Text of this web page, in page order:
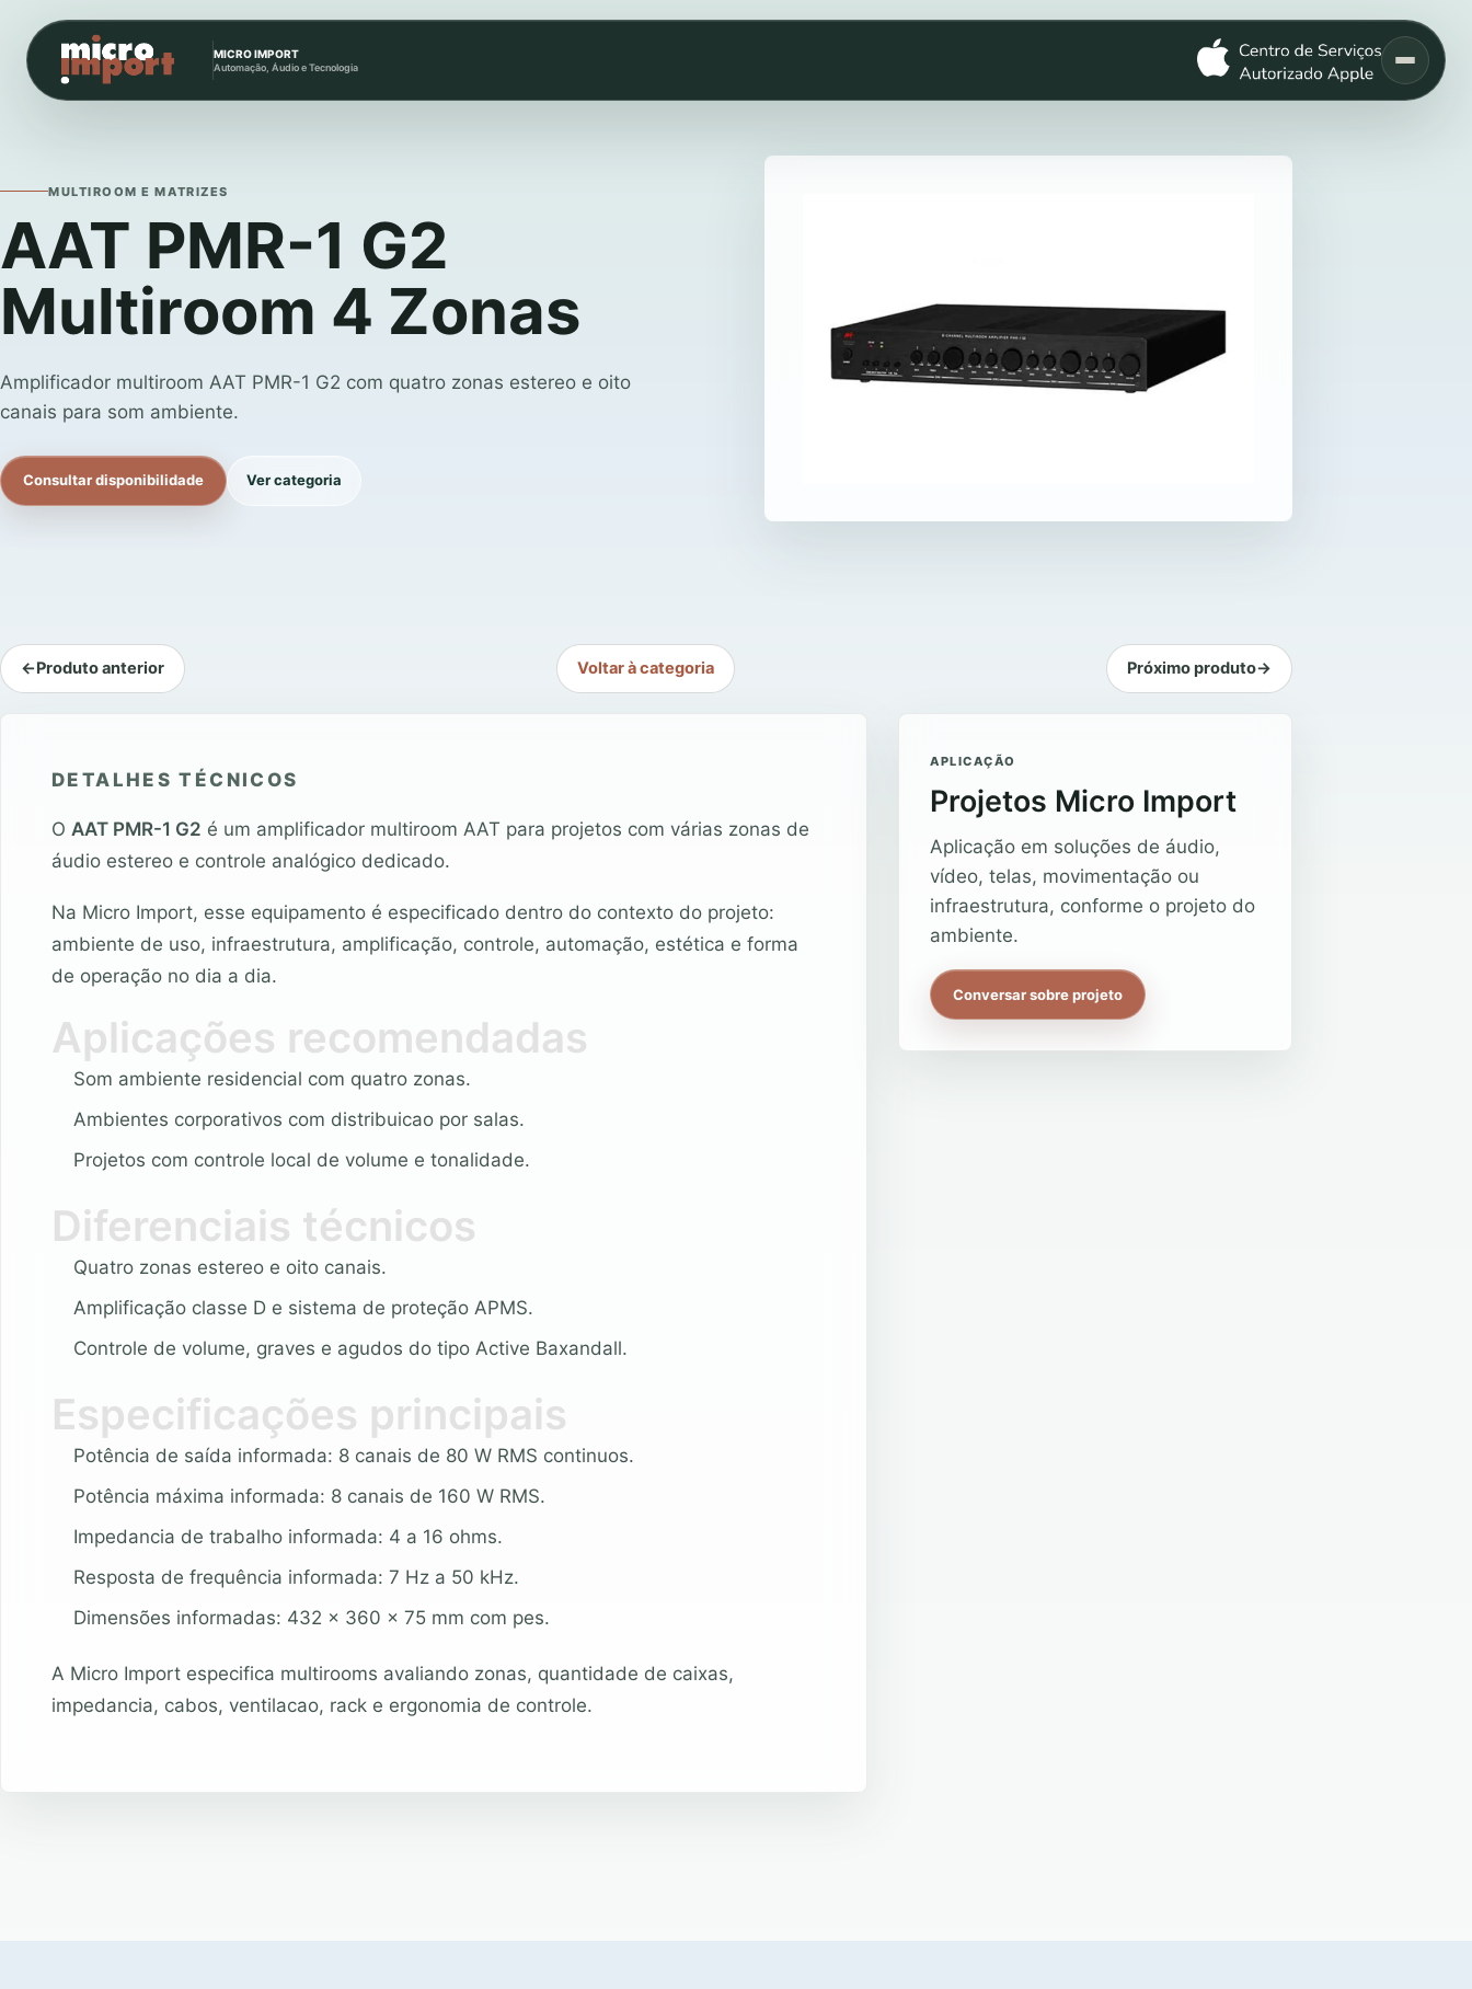
MICRO IMPORT
Automação, Áudio e Tecnologia
MULTIROOM E MATRIZES
AAT PMR-1 G2
Multiroom 4 Zonas
Amplificador multiroom AAT PMR-1 G2 com quatro zonas estereo e oito
canais para som ambiente.
Consultar disponibilidade Ver categoria
←Produto anterior Voltar à categoria Próximo produto→
DETALHES TÉCNICOS
O AAT PMR-1 G2 é um amplificador multiroom AAT para projetos com várias zonas de
áudio estereo e controle analógico dedicado.
Na Micro Import, esse equipamento é especificado dentro do contexto do projeto:
ambiente de uso, infraestrutura, amplificação, controle, automação, estética e forma
de operação no dia a dia.
Aplicações recomendadas
Som ambiente residencial com quatro zonas.
Ambientes corporativos com distribuicao por salas.
Projetos com controle local de volume e tonalidade.
Diferenciais técnicos
Quatro zonas estereo e oito canais.
Amplificação classe D e sistema de proteção APMS.
Controle de volume, graves e agudos do tipo Active Baxandall.
Especificações principais
Potência de saída informada: 8 canais de 80 W RMS continuos.
Potência máxima informada: 8 canais de 160 W RMS.
Impedancia de trabalho informada: 4 a 16 ohms.
Resposta de frequência informada: 7 Hz a 50 kHz.
Dimensões informadas: 432 x 360 x 75 mm com pes.
A Micro Import especifica multirooms avaliando zonas, quantidade de caixas,
impedancia, cabos, ventilacao, rack e ergonomia de controle.
APLICAÇÃO
Projetos Micro Import
Aplicação em soluções de áudio,
vídeo, telas, movimentação ou
infraestrutura, conforme o projeto do
ambiente.
Conversar sobre projeto